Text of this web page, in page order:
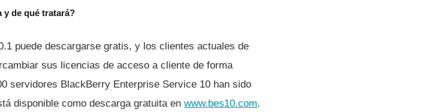
y de qué tratará?
puede descargarse gratis, y los clientes actuales de
sus licencias de acceso a cliente de forma
servidores BlackBerry Enterprise Service 10 han sido
disponible como descarga gratuita en www.bes10.com.